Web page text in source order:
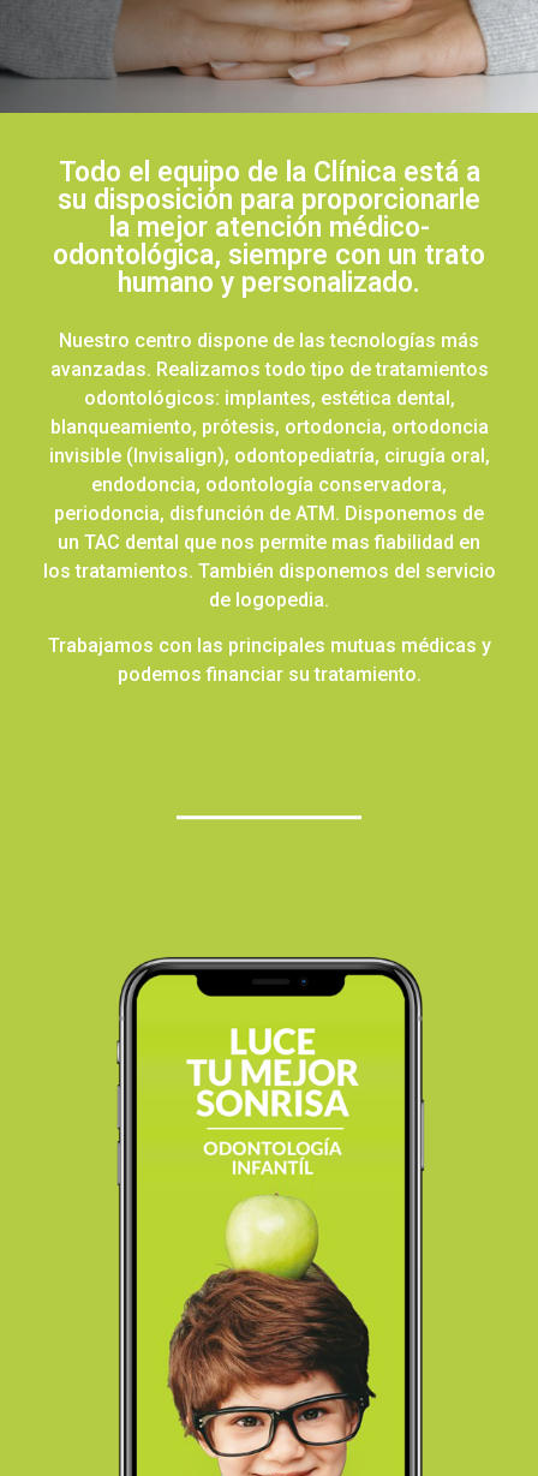
Todo el equipo de la Clínica está a
su disposición para proporcionarle
la mejor atención médico-
odontológica, siempre con un trato
humano y personalizado.
Nuestro centro dispone de las tecnologías más
avanzadas. Realizamos todo tipo de tratamientos
odontológicos: implantes, estética dental,
blanqueamiento, prótesis, ortodoncia, ortodoncia
invisible (Invisalign), odontopediatría, cirugía oral,
endodoncia, odontología conservadora,
periodoncia, disfunción de ATM. Disponemos de
un TAC dental que nos permite mas fiabilidad en
los tratamientos. También disponemos del servicio
de logopedia.
Trabajamos con las principales mutuas médicas y
podemos financiar su tratamiento.